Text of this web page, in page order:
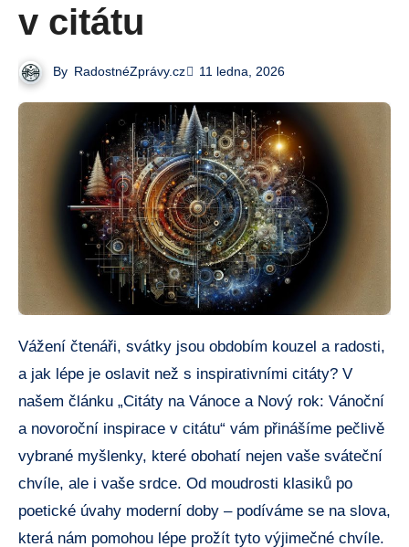
v citátu
By RadostnéZprávy.cz 11 ledna, 2026
Vážení čtenáři, svátky jsou obdobím kouzel a radosti,
a jak lépe je oslavit než s inspirativními citáty? V
našem článku „Citáty na Vánoce a Nový rok: Vánoční
a novoroční inspirace v citátu“ vám přinášíme pečlivě
vybrané myšlenky, které obohatí nejen vaše sváteční
chvíle, ale i vaše srdce. Od moudrosti klasiků po
poetické úvahy moderní doby – podíváme se na slova,
která nám pomohou lépe prožít tyto výjimečné chvíle.